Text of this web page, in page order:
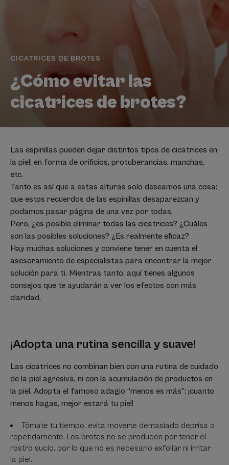
CICATRICES DE BROTES
¿Cómo evitar las
cicatrices de brotes?
Las espinillas pueden dejar distintos tipos de cicatrices en
la piel: en forma de orificios, protuberancias, manchas,
etc.
Tanto es así que a estas alturas solo deseamos una cosa:
que estos recuerdos de las espinillas desaparezcan y
podamos pasar página de una vez por todas.
Pero, ¿es posible eliminar todas las cicatrices? ¿Cuáles
son las posibles soluciones? ¿Es realmente eficaz?
Hay muchas soluciones y conviene tener en cuenta el
asesoramiento de especialistas para encontrar la mejor
solución para ti. Mientras tanto, aquí tienes algunos
consejos que te ayudarán a ver los efectos con más
claridad.
¡Adopta una rutina sencilla y suave!
Las cicatrices no combinan bien con una rutina de cuidado
de la piel agresiva, ni con la acumulación de productos en
la piel. Adopta el famoso adagio “menos es más”: ¡cuanto
menos hagas, mejor estará tu piel!
Tómate tu tiempo, evita moverte demasiado deprisa o
repetidamente. Los brotes no se producen por tener el
rostro sucio, por lo que no es necesario exfoliar ni irritar
la piel.